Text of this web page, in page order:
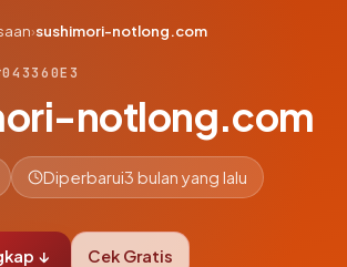
›sushimori-notlong.com
notlong.com
Diperbarui3 bulan yang lalu
↓ Cek Gratis